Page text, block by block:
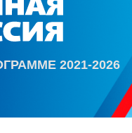
2021-2026